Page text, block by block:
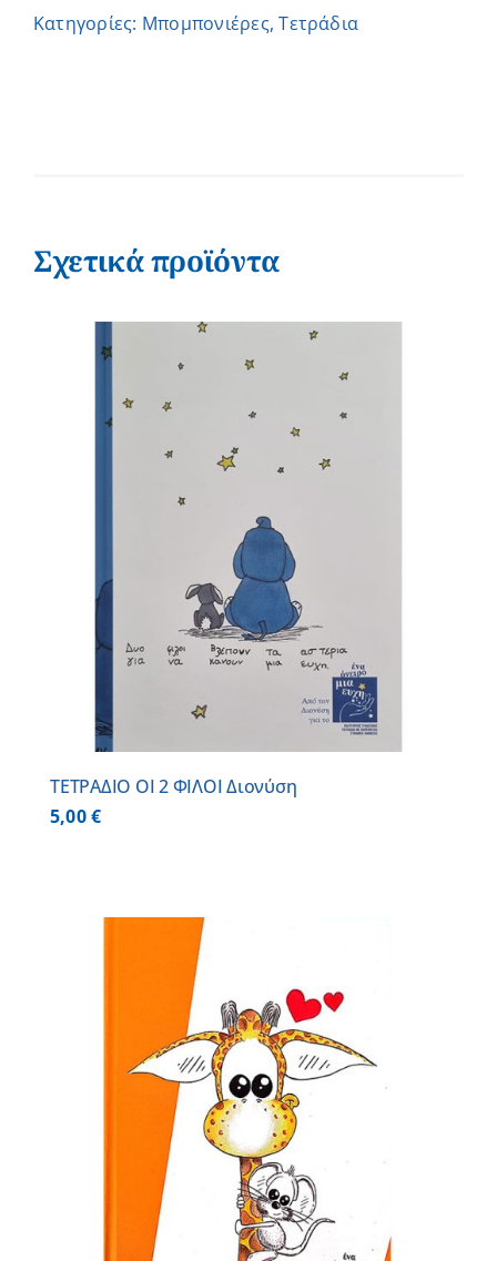
ποσότητα
Κατηγορίες: Μπομπονιέρες,Τετράδια
Σχετικά προϊόντα
ΤΕΤΡΑΔΙΟ ΟΙ 2 ΦΙΛΟΙ Διονύση
5,00€